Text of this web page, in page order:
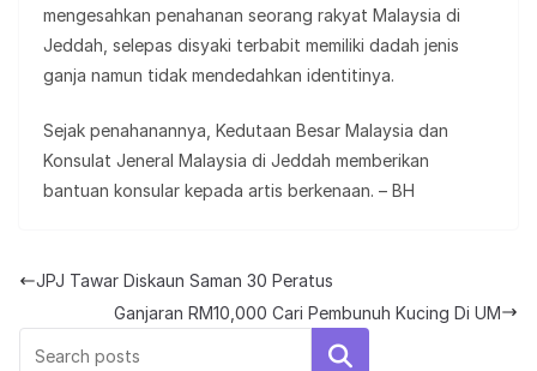
mengesahkan penahanan seorang rakyat Malaysia di
Jeddah, selepas disyaki terbabit memiliki dadah jenis
ganja namun tidak mendedahkan identitinya.
Sejak penahanannya, Kedutaan Besar Malaysia dan
Konsulat Jeneral Malaysia di Jeddah memberikan
bantuan konsular kepada artis berkenaan. – BH
JPJ Tawar Diskaun Saman 30 Peratus
Ganjaran RM10,000 Cari Pembunuh Kucing Di UM
Search